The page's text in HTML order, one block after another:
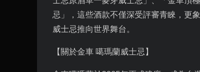
忌」，這些酒款不僅深受評審青睞，更
威士忌推向世界舞台。
【關於金車 噶瑪蘭威士忌】